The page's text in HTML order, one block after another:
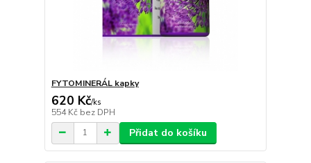
FYTOMINERÁL kapky
620 Kč/ks
554 Kč bez DPH
Přidat do košíku